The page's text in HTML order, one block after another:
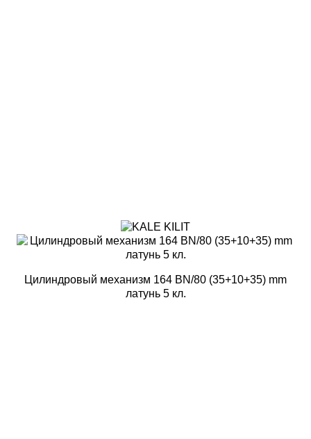
Цилиндровый механизм 164 BN/80 (35+10+35) mm
латунь 5 кл.